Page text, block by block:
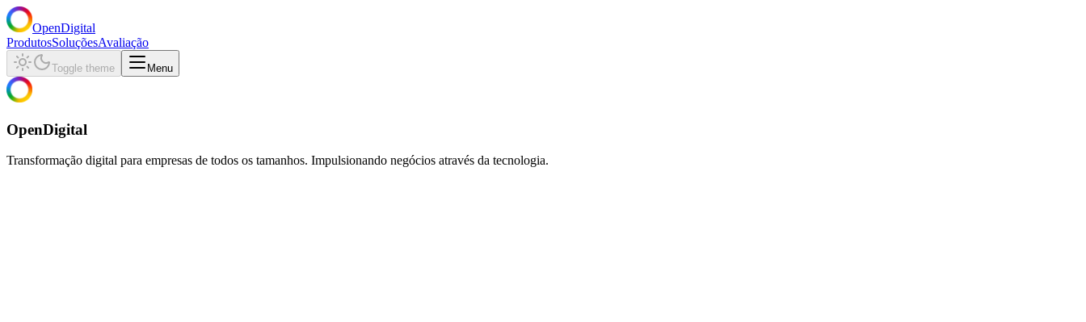
OpenDigital
ProdutosSoluçõesAvaliação
Toggle theme Menu
OpenDigital
Transformação digital para empresas de todos os tamanhos. Impulsionando negócios através da tecnologia.